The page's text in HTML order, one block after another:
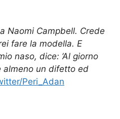
Naomi Campbell. Crede
fare la modella. E
naso, dice: ‘Al giorno
almeno un difetto ed
Peri_Adan